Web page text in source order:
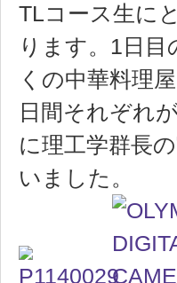
TLコース生に
ります。1日
くの中華料理
日間それぞれ
に理工学群長
いました。